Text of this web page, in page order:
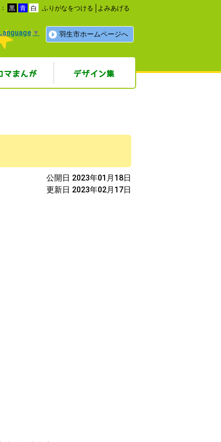
黒 青 白 ふりがなをつける よみあげる
羽生市ホームページへ
▼
んが
デザイン集
公開日 2023年01月18日
更新日 2023年02月17日